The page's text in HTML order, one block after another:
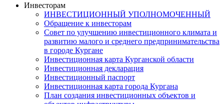
Инвесторам
ИНВЕСТИЦИОННЫЙ УПОЛНОМОЧЕННЫЙ
Обращение к инвесторам
Совет по улучшению инвестиционного климата и
развитию малого и среднего предпринимательства
в городе Кургане
Инвестиционная карта Курганской области
Инвестиционная декларация
Инвестиционный паспорт
Инвестиционная карта города Кургана
План создания инвестиционных объектов и